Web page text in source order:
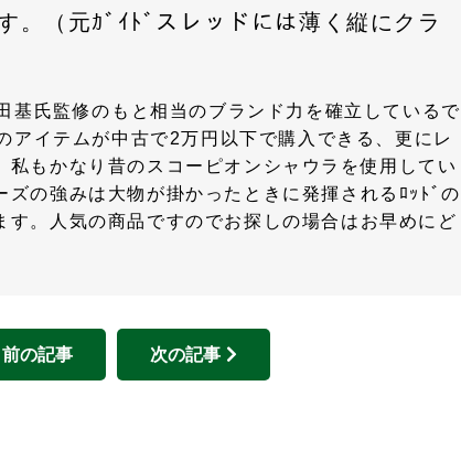
。（元ｶﾞｲﾄﾞスレッドには薄く縦にクラ
基氏監修のもと相当のブランド力を確立しているで
アイテムが中古で2万円以下で購入できる、更にレ
私もかなり昔のスコーピオンシャウラを使用してい
ズの強みは大物が掛かったときに発揮されるﾛｯﾄﾞの
す。人気の商品ですのでお探しの場合はお早めにど
前の記事 次の記事